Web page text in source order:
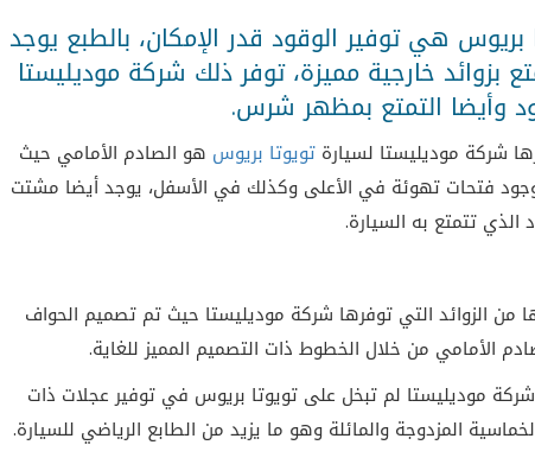
بريوس هي توفير الوقود قدر الإمكان، بالطبع يوجد
بزوائد خارجية مميزة، توفر ذلك شركة موديليستا
وأيضا التمتع بمظهر شرس.
شركة موديليستا لسيارة تويوتا بريوس هو الصادم الأمامي حيث
فتحات تهوئة في الأعلى وكذلك في الأسفل، يوجد أيضا مشتت
تتمتع به السيارة.
من الزوائد التي توفرها شركة موديليستا حيث تم تصميم الحواف
الأمامي من خلال الخطوط ذات التصميم المميز للغاية.
شركة موديليستا لم تبخل على تويوتا بريوس في توفير عجلات ذات